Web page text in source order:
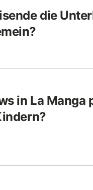
die
in La Manga